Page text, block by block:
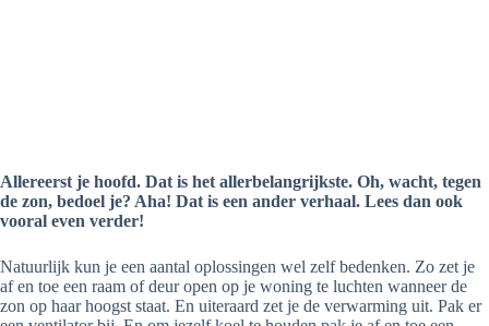
Allereerst je hoofd. Dat is het allerbelangrijkste. Oh, wacht, tegen
de zon, bedoel je? Aha! Dat is een ander verhaal. Lees dan ook
vooral even verder!
Natuurlijk kun je een aantal oplossingen wel zelf bedenken. Zo zet je
af en toe een raam of deur open op je woning te luchten wanneer de
zon op haar hoogst staat. En uiteraard zet je de verwarming uit. Pak er